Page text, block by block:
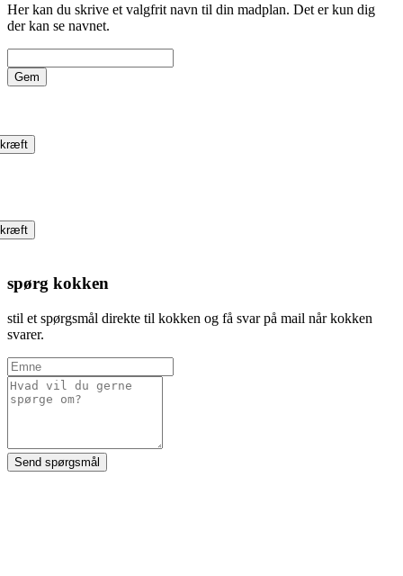
Her kan du skrive et valgfrit navn til din madplan. Det er kun dig
der kan se navnet.
Gem
spørg kokken
stil et spørgsmål direkte til kokken og få svar på mail når kokken
svarer.
Send spørgsmål